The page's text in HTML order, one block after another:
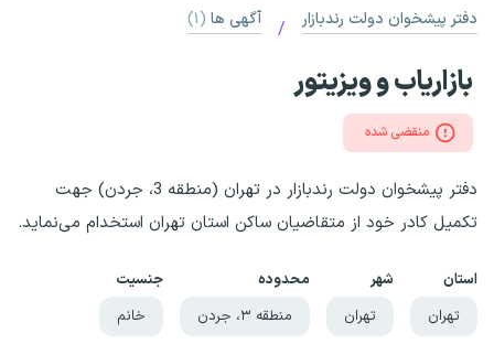
دفتر پیشخوان دولت رندبازار / آگهی ها (۱)
بازاریاب و ویزیتور
منقضی شده
دفتر پیشخوان دولت رندبازار در تهران (منطقه 3، جردن) جهت
تکمیل کادر خود از متقاضیان ساکن استان‌ تهران استخدام می‌نماید.
استان
تهران
شهر
تهران
محدوده
منطقه ۳، جردن
جنسیت
خانم